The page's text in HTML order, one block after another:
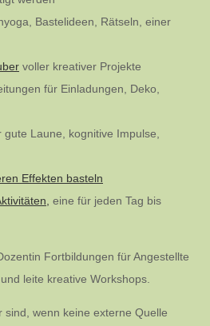
Bastelideen, Rätseln, einer
voller kreativer Projekte
für Einladungen, Deko,
gute Laune, kognitive Impulse,
Effekten basteln
eine für jeden Tag bis
Fortbildungen für Angestellte
leite kreative Workshops.
sind, wenn keine externe Quelle